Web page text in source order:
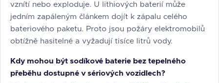
vznítí nebo exploduje. U lithiových baterií může
jedním zapáleným článkem dojít k zápalu celého
bateriového paketu. Proto jsou požáry elektromobilů
obtížně hasitelné a vyžadují tisíce litrů vody.
Kdy mohou být sodíkové baterie bez tepelného
přeběhu dostupné v sériových vozidlech?